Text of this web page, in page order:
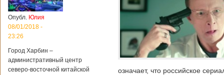
Опубл. Юлия
08/01/2018 -
23:26
Город Харбин –
административный центр
северо-восточной китайской
означает, что российское